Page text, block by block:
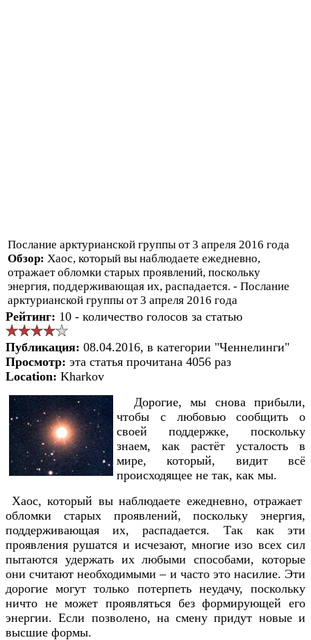
Послание арктурианской группы от 3 апреля 2016 года
Обзор: Хаос, который вы наблюдаете ежедневно,
отражает обломки старых проявлений, поскольку
энергия, поддерживающая их, распадается. - Послание
арктурианской группы от 3 апреля 2016 года
Рейтинг: 10 - количество голосов за статью
Публикация: 08.04.2016, в категории "Ченнелинги"
Просмотр: эта статья прочитана 4056 раз
Location: Kharkov
Дорогие, мы снова прибыли,
чтобы с любовью сообщить о
своей поддержке, поскольку
знаем, как растёт усталость в
мире, который, видит всё
происходящее не так, как мы.
Хаос, который вы наблюдаете ежедневно, отражает
обломки старых проявлений, поскольку энергия,
поддерживающая их, распадается. Так как эти
проявления рушатся и исчезают, многие изо всех сил
пытаются удержать их любыми способами, которые
они считают необходимыми – и часто это насилие. Эти
дорогие могут только потерпеть неудачу, поскольку
ничто не может проявляться без формирующей его
энергии. Если позволено, на смену придут новые и
высшие формы.